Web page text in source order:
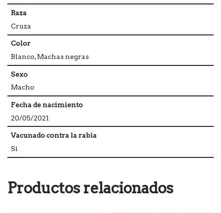
Raza
Cruza
Color
Blanco, Machas negras
Sexo
Macho
Fecha de nacimiento
20/05/2021
Vacunado contra la rabia
Si
Productos relacionados